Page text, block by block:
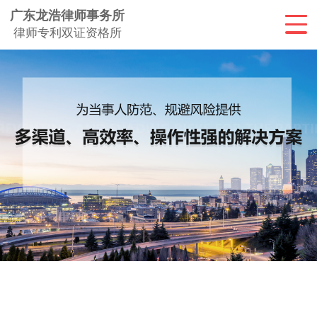
广东龙浩律师事务所
律师专利双证资格所